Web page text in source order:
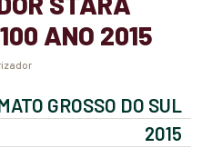
ANO 2015
MATO GROSSO DO SUL
2015